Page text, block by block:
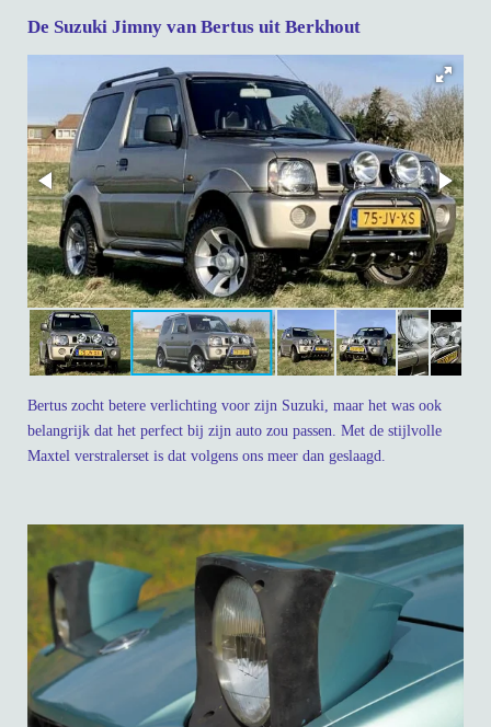
De Suzuki Jimny van Bertus uit Berkhout
Bertus zocht betere verlichting voor zijn Suzuki, maar het was ook
belangrijk dat het perfect bij zijn auto zou passen. Met de stijlvolle
Maxtel verstralerset is dat volgens ons meer dan geslaagd.